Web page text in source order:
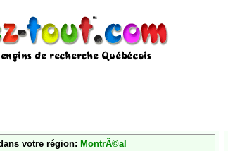
votre région: MontrÃ©al